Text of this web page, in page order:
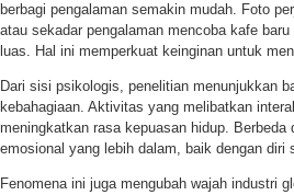
berbagi pengalaman semakin mudah. Foto
atau sekadar pengalaman mencoba kafe
luas. Hal ini memperkuat keinginan untuk
Dari sisi psikologis, penelitian menunjukkan
kebahagiaan. Aktivitas yang melibatkan
meningkatkan rasa kepuasan hidup.
emosional yang lebih dalam, baik dengan
Fenomena ini juga mengubah wajah industri